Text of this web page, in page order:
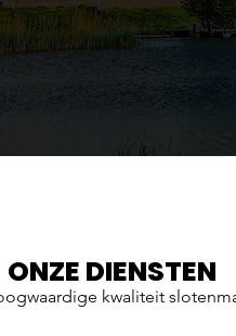
ONZE DIENSTEN
kwaliteit